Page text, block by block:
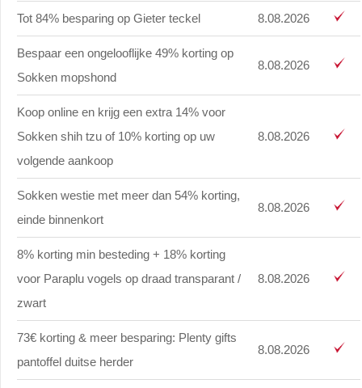
Tot 84% besparing op Gieter teckel 8.08.2026
Bespaar een ongelooflijke 49% korting op
Sokken mopshond
8.08.2026
Koop online en krijg een extra 14% voor
Sokken shih tzu of 10% korting op uw
volgende aankoop
8.08.2026
Sokken westie met meer dan 54% korting,
einde binnenkort
8.08.2026
8% korting min besteding + 18% korting
voor Paraplu vogels op draad transparant /
zwart
8.08.2026
73€ korting & meer besparing: Plenty gifts
pantoffel duitse herder
8.08.2026